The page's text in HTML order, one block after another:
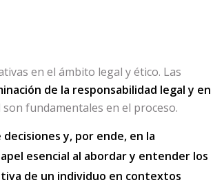
en el ámbito legal y ético. Las
de la responsabilidad legal y en
fundamentales en el proceso.
y, por ende, en la
esencial al abordar y entender los
de un individuo en contextos